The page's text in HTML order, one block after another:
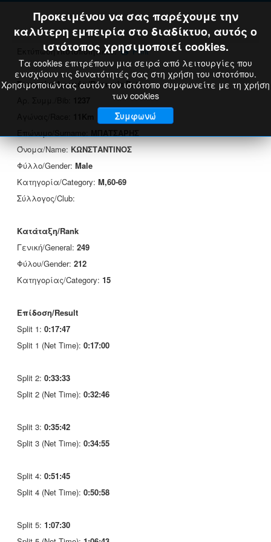
Εκτύπωση Πιστοποιητικού: Print
Στοιχεία Δρομέα/Runner's Data
Όνομα/Name:ΚΩΝΣΤΑΝΤΙΝΟΣ
Φύλλο/Gender: Male
Κατηγορία/Category: M,60-69
Σύλλογος/Club:
Κατάταξη/Rank
Γενική/General: 249
Φύλου/Gender: 212
Κατηγορίας/Category: 15
Επίδοση/Result
Split 1: 0:17:47
Split 1 (Net Time): 0:17:00
Split 2: 0:33:33
Split 2 (Net Time): 0:32:46
Split 3: 0:35:42
Split 3 (Net Time): 0:34:55
Split 4: 0:51:45
Split 4 (Net Time): 0:50:58
Split 5: 1:07:30
Προκειμένου να σας παρέχουμε την
καλύτερη εμπειρία στο διαδίκτυο, αυτός ο
ιστότοπος χρησιμοποιεί cookies.
Τα cookies επιτρέπουν μια σειρά από λειτουργίες που
ενισχύουν τις δυνατότητές σας στη χρήση του ιστοτόπου.
Χρησιμοποιώντας αυτόν τον ιστότοπο συμφωνείτε με τη χρήση
των cookies
Συμφωνώ